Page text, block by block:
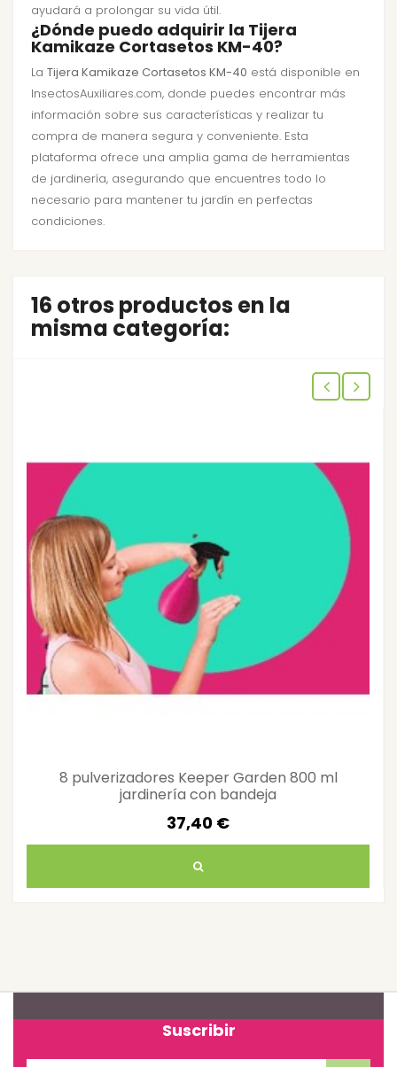
ayudará a prolongar su vida útil.
¿Dónde puedo adquirir la Tijera
Kamikaze Cortasetos KM-40?
La Tijera Kamikaze Cortasetos KM-40 está disponible en
InsectosAuxiliares.com, donde puedes encontrar más
información sobre sus características y realizar tu
compra de manera segura y conveniente. Esta
plataforma ofrece una amplia gama de herramientas
de jardinería, asegurando que encuentres todo lo
necesario para mantener tu jardín en perfectas
condiciones.
16 otros productos en la
misma categoría:
8 pulverizadores Keeper Garden 800 ml
jardinería con bandeja
37,40 €
Suscribir